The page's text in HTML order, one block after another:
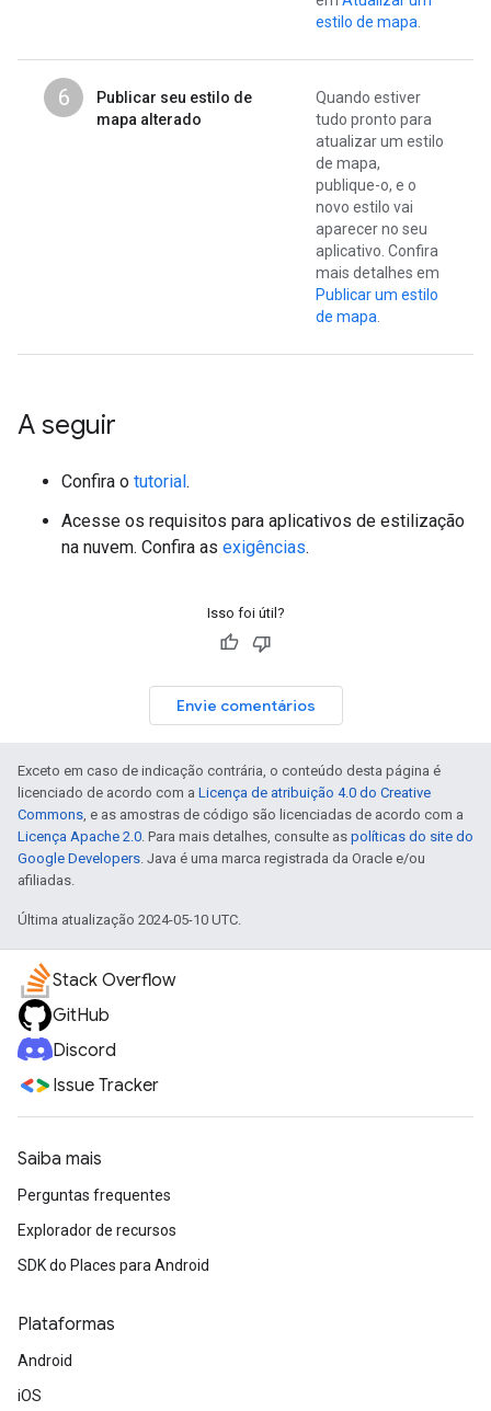
estilo de mapa
6
Publicar seu estilo de
mapa alterado
Quando estiver
tudo pronto para
atualizar um estilo
de mapa,
publique-o, e o
novo estilo vai
aparecer no seu
aplicativo. Confira
mais detalhes em
Publicar um estilo
de mapa
A seguir
Confira o tutorial.
Acesse os requisitos para aplicativos de estilização
na nuvem. Confira as exigências.
Isso foi útil?
Envie comentários
Exceto em caso de indicação contrária, o conteúdo desta página é
licenciado de acordo com a Licença de atribuição 4.0 do Creative
Commons , e as amostras de código são licenciadas de acordo com a
Licença Apache 2.0 . Para mais detalhes, consulte as políticas do site do
Google Developers . Java é uma marca registrada da Oracle e/ou
afiliadas.
Última atualização 2024-05-10 UTC.
Stack Overflow
GitHub
Discord
Issue Tracker
Saiba mais
Perguntas frequentes
Explorador de recursos
SDK do Places para Android
Plataformas
Android
iOS